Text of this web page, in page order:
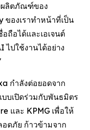
ผลิตภัณฑ์ของ
องเราทำหน้าที่เป็น
ถือได้และเอเจนต์
ไปใช้งานได้อย่าง
กำลังต่อยอดจาก
บเปิดร่วมกับพันธมิตร
และ KPMG เพื่อให้
อดภัย ก้าวข้ามจาก